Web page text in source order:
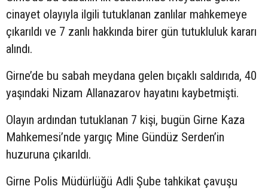
cinayet olayıyla ilgili tutuklanan zanlılar mahkemeye
çıkarıldı ve 7 zanlı hakkında birer gün tutukluluk kararı
alındı.
Girne’de bu sabah meydana gelen bıçaklı saldırıda, 40
yaşındaki Nizam Allanazarov hayatını kaybetmişti.
Olayın ardından tutuklanan 7 kişi, bugün Girne Kaza
Mahkemesi’nde yargıç Mine Gündüz Serden’in
huzuruna çıkarıldı.
Girne Polis Müdürlüğü Adli Şube tahkikat çavuşu